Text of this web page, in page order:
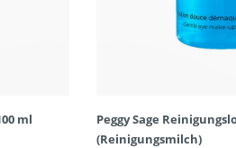
ml
Peggy Sage
(Reinigungsmilch)